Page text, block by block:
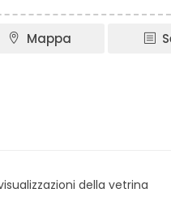
Mappa
della vetrina